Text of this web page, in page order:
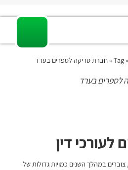
» Tag » חברת סריקה לספרים בערד
לספרים בערד
דין
צוברים במהלך השנים כמויות גדולות של